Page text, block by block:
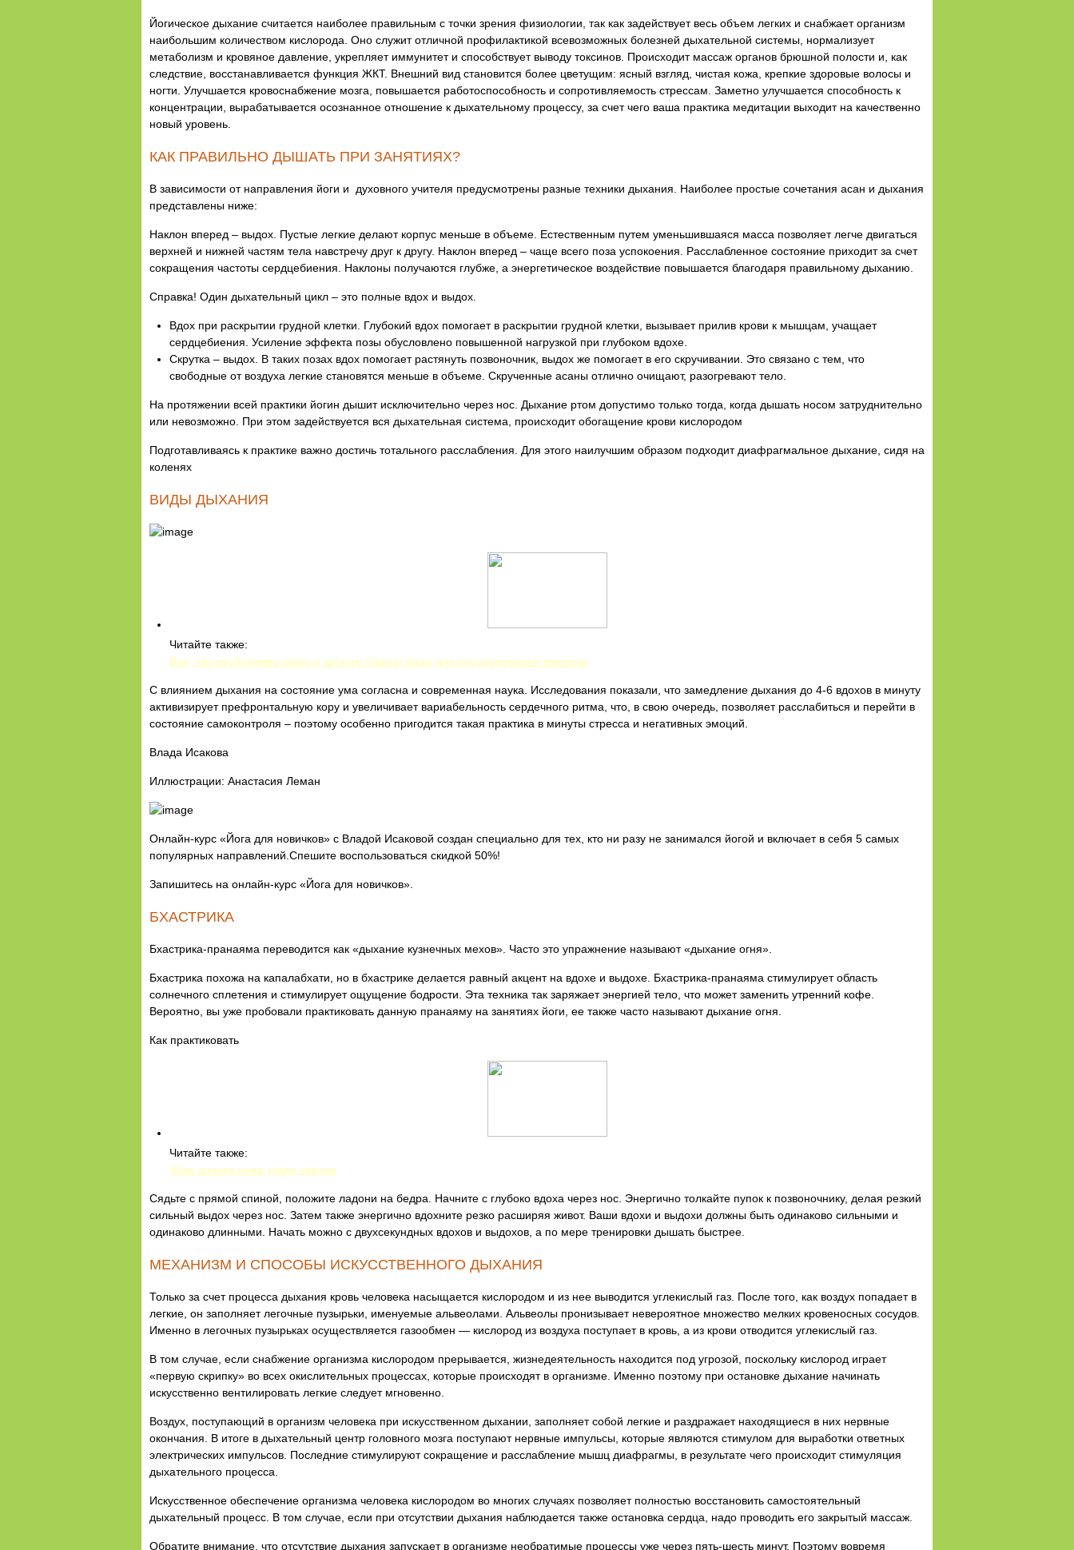
Йогическое дыхание считается наиболее правильным с точки зрения физиологии, так как задействует весь объем легких и снабжает организм
наибольшим количеством кислорода. Оно служит отличной профилактикой всевозможных болезней дыхательной системы, нормализует
метаболизм и кровяное давление, укрепляет иммунитет и способствует выводу токсинов. Происходит массаж органов брюшной полости и, как
следствие, восстанавливается функция ЖКТ. Внешний вид становится более цветущим: ясный взгляд, чистая кожа, крепкие здоровые волосы и
ногти. Улучшается кровоснабжение мозга, повышается работоспособность и сопротивляемость стрессам. Заметно улучшается способность к
концентрации, вырабатывается осознанное отношение к дыхательному процессу, за счет чего ваша практика медитации выходит на качественно
новый уровень.
КАК ПРАВИЛЬНО ДЫШАТЬ ПРИ ЗАНЯТИЯХ?
В зависимости от направления йоги и духовного учителя предусмотрены разные техники дыхания. Наиболее простые сочетания асан и дыхания
представлены ниже:
Наклон вперед – выдох. Пустые легкие делают корпус меньше в объеме. Естественным путем уменьшившаяся масса позволяет легче двигаться
верхней и нижней частям тела навстречу друг к другу. Наклон вперед – чаще всего поза успокоения. Расслабленное состояние приходит за счет
сокращения частоты сердцебиения. Наклоны получаются глубже, а энергетическое воздействие повышается благодаря правильному дыханию.
Справка! Один дыхательный цикл – это полные вдох и выдох.
Вдох при раскрытии грудной клетки. Глубокий вдох помогает в раскрытии грудной клетки, вызывает прилив крови к мышцам, учащает
сердцебиения. Усиление эффекта позы обусловлено повышенной нагрузкой при глубоком вдохе.
Скрутка – выдох. В таких позах вдох помогает растянуть позвоночник, выдох же помогает в его скручивании. Это связано с тем, что
свободные от воздуха легкие становятся меньше в объеме. Скрученные асаны отлично очищают, разогревают тело.
На протяжении всей практики йогин дышит исключительно через нос. Дыхание ртом допустимо только тогда, когда дышать носом затруднительно
или невозможно. При этом задействуется вся дыхательная система, происходит обогащение крови кислородом
Подготавливаясь к практике важно достичь тотального расслабления. Для этого наилучшим образом подходит диафрагмальное дыхание, сидя на
коленях
ВИДЫ ДЫХАНИЯ
Читайте также:
Все, что необходимо знать о шланге подачи воды для посудомоечной машины
С влиянием дыхания на состояние ума согласна и современная наука. Исследования показали, что замедление дыхания до 4-6 вдохов в минуту
активизирует префронтальную кору и увеличивает вариабельность сердечного ритма, что, в свою очередь, позволяет расслабиться и перейти в
состояние самоконтроля – поэтому особенно пригодится такая практика в минуты стресса и негативных эмоций.
Влада Исакова
Иллюстрации: Анастасия Леман
Онлайн-курс «Йога для новичков» с Владой Исаковой создан специально для тех, кто ни разу не занимался йогой и включает в себя 5 самых
популярных направлений.Спешите воспользоваться скидкой 50%!
Запишитесь на онлайн-курс «Йога для новичков».
БХАСТРИКА
Бхастрика-пранаяма переводится как «дыхание кузнечных мехов». Часто это упражнение называют «дыхание огня».
Бхастрика похожа на капалабхати, но в бхастрике делается равный акцент на вдохе и выдохе. Бхастрика-пранаяма стимулирует область
солнечного сплетения и стимулирует ощущение бодрости. Эта техника так заряжает энергией тело, что может заменить утренний кофе.
Вероятно, вы уже пробовали практиковать данную пранаяму на занятиях йоги, ее также часто называют дыхание огня.
Как практиковать
Читайте также:
Жим штанги лежа узким хватом
Сядьте с прямой спиной, положите ладони на бедра. Начните с глубоко вдоха через нос. Энергично толкайте пупок к позвоночнику, делая резкий
сильный выдох через нос. Затем также энергично вдохните резко расширяя живот. Ваши вдохи и выдохи должны быть одинаково сильными и
одинаково длинными. Начать можно с двухсекундных вдохов и выдохов, а по мере тренировки дышать быстрее.
МЕХАНИЗМ И СПОСОБЫ ИСКУССТВЕННОГО ДЫХАНИЯ
Только за счет процесса дыхания кровь человека насыщается кислородом и из нее выводится углекислый газ. После того, как воздух попадает в
легкие, он заполняет легочные пузырьки, именуемые альвеолами. Альвеолы пронизывает невероятное множество мелких кровеносных сосудов.
Именно в легочных пузырьках осуществляется газообмен — кислород из воздуха поступает в кровь, а из крови отводится углекислый газ.
В том случае, если снабжение организма кислородом прерывается, жизнедеятельность находится под угрозой, поскольку кислород играет
«первую скрипку» во всех окислительных процессах, которые происходят в организме. Именно поэтому при остановке дыхание начинать
искусственно вентилировать легкие следует мгновенно.
Воздух, поступающий в организм человека при искусственном дыхании, заполняет собой легкие и раздражает находящиеся в них нервные
окончания. В итоге в дыхательный центр головного мозга поступают нервные импульсы, которые являются стимулом для выработки ответных
электрических импульсов. Последние стимулируют сокращение и расслабление мышц диафрагмы, в результате чего происходит стимуляция
дыхательного процесса.
Искусственное обеспечение организма человека кислородом во многих случаях позволяет полностью восстановить самостоятельный
дыхательный процесс. В том случае, если при отсутствии дыхания наблюдается также остановка сердца, надо проводить его закрытый массаж.
Обратите внимание, что отсутствие дыхания запускает в организме необратимые процессы уже через пять-шесть минут. Поэтому вовремя